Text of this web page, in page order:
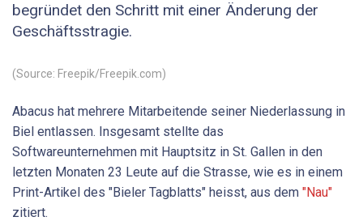
begründet den Schritt mit einer Änderung der
Geschäftsstragie.
(Source: Freepik/Freepik.com)
Abacus hat mehrere Mitarbeitende seiner Niederlassung in
Biel entlassen. Insgesamt stellte das
Softwareunternehmen mit Hauptsitz in St. Gallen in den
letzten Monaten 23 Leute auf die Strasse, wie es in einem
Print-Artikel des "Bieler Tagblatts" heisst, aus dem "Nau"
zitiert.